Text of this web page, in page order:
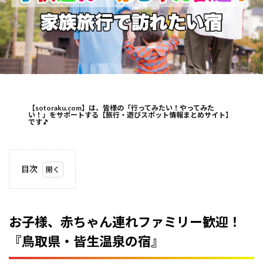
【sotoraku.com】は、皆様の「行ってみたい！やってみた
い！」をサポートする【旅行・遊びスポット情報まとめサイト】
です🎵
目次
赤ち
ゃん
連れ
ファ
ミリ
お子様、赤ちゃん連れファミリー歓迎！
『鳥取県・皆生温泉の宿』